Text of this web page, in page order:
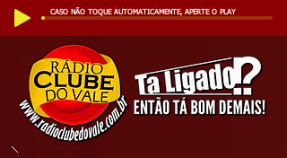
CASO NÃO TOQUE AUTOMATICAMENTE, APERTE O PLAY